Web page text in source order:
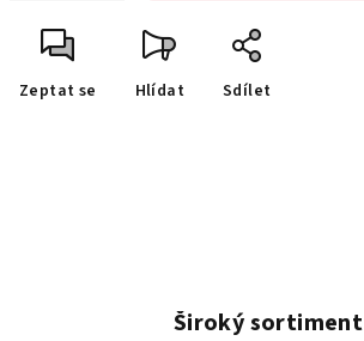
Zeptat se Hlídat Sdílet
Široký sortiment